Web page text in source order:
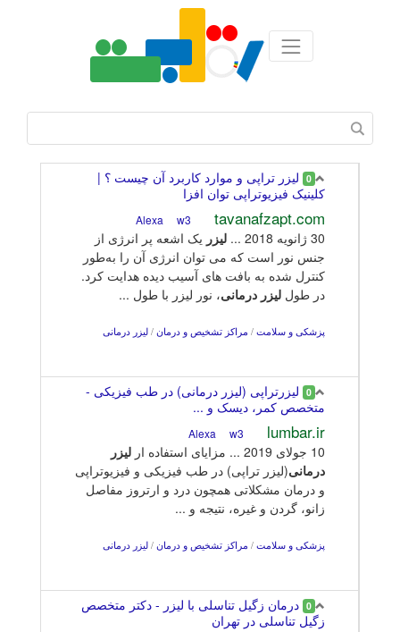
0 لیزر تراپی و موارد کاربرد آن چیست ؟ |
کلینیک فیزیوتراپی توان افزا
tavanafzapt.com
w3
30 ژانويه 2018 ... لیزر یک اشعه پر انرژی‌ از
جنس نور است که می توان انرژی آن را به‌طور
کنترل شده به بافت‌ های آسیب دیده هدایت کرد.
در طول لیزر درمانی، نور لیزر با طول‌ ...
پزشکی و سلامت / مراکز تشخیص و درمان / لیزر درمانی
0 لیزرتراپی (لیزر درمانی) در طب فیزیکی -
متخصص کمر، دیسک و ...
lumbar.ir
w3
10 جولای 2019 ... مزایای استفاده ار
لیزر
درمانی(لیزر تراپی) در طب فیزیکی و فیزیوتراپی
و درمان مشکلاتی همچون درد و ارتروز مفاصل
زانو، گردن و غیره، نتیجه و ...
پزشکی و سلامت / مراکز تشخیص و درمان / لیزر درمانی
0 درمان زگیل تناسلی با لیزر - دکتر متخصص
زگیل تناسلی در تهران